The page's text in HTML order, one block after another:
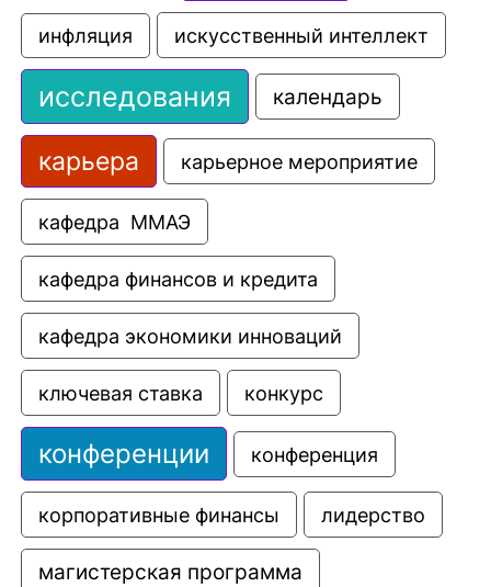
инфляция искусственный интеллект
исследования календарь
карьера карьерное мероприятие
кафедра  ММАЭ
кафедра финансов и кредита
кафедра экономики инноваций
ключевая ставка конкурс
конференции конференция
корпоративные финансы лидерство
магистерская программа